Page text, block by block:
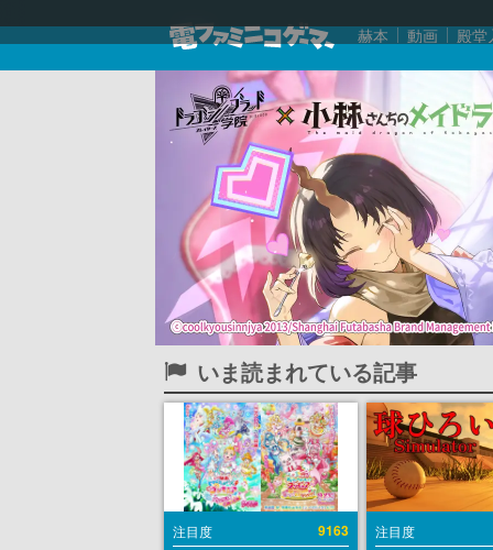
赫本 動画 殿堂
いま読まれている記事
注目度 9163 注目度